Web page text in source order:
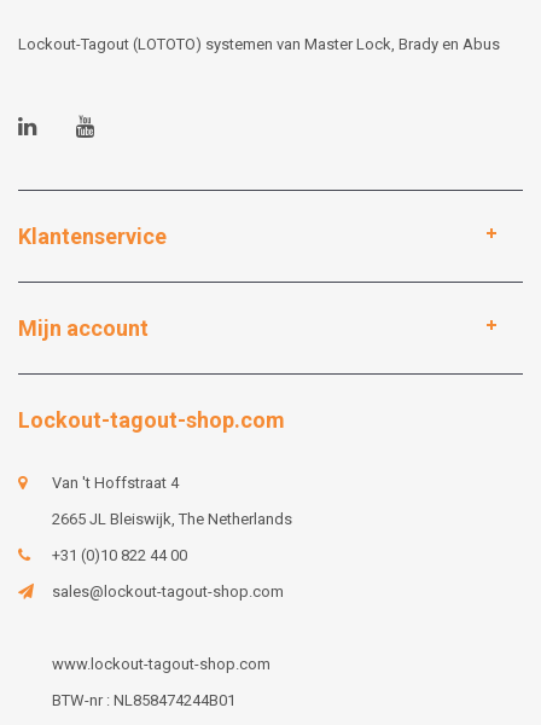
Lockout-Tagout (LOTOTO) systemen van Master Lock, Brady en Abus
Klantenservice
Mijn account
Lockout-tagout-shop.com
Van 't Hoffstraat 4
2665 JL Bleiswijk, The Netherlands
+31 (0)10 822 44 00
sales@lockout-tagout-shop.com
www.lockout-tagout-shop.com
BTW-nr : NL858474244B01